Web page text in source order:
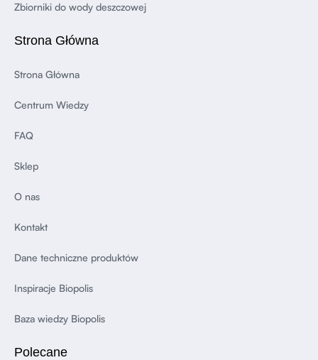
Zbiorniki do wody deszczowej
Strona Główna
Strona Główna
Centrum Wiedzy
FAQ
Sklep
O nas
Kontakt
Dane techniczne produktów
Inspiracje Biopolis
Baza wiedzy Biopolis
Polecane